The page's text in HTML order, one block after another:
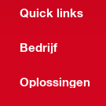
Quick links
Bedrijf
Oplossingen